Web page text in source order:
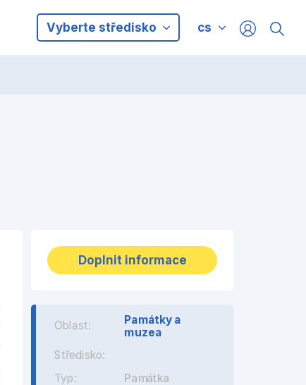
Vyberte středisko cs
Doplnit informace
Oblast: Památky a
muzea
Středisko:
Typ:
Památka